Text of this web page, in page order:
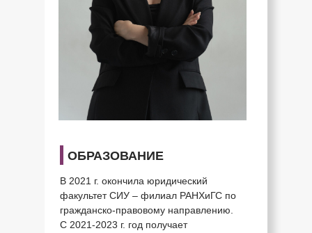
ОБРАЗОВАНИЕ
В 2021 г. окончила юридический
факультет СИУ – филиал РАНХиГС по
гражданско-правовому направлению.
С 2021-2023 г. год получает